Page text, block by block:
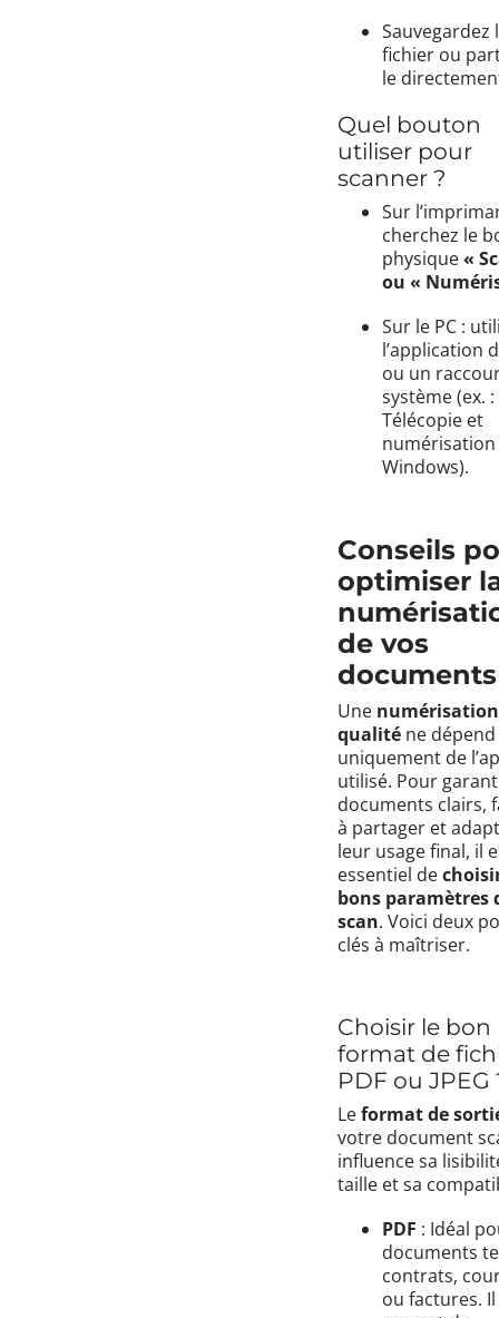
Sauvegardez
fichier ou
le
Quel bouton
utiliser pour
scanner ?
Sur
cherchez le
physique«
ou «
Sur le PC :
l’application
ou un
système (ex. :
Télécopie et
numérisation
Windows).
Conseils
optimiser
de vos
documents
Une
qualité ne
uniquement de
utilisé. Pour
documents clairs,
à partager et
leur usage final, il
essentiel de
bons paramètres
scan. Voici deux
clés à maîtriser.
Choisir le bon
format de
PDF ou JPEG
Leformat de
votre document
influence sa
taille et sa
PDF : Idéal
documents
contrats,
ou factures. Il